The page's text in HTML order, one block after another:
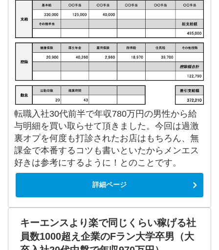
転職入社30代前半で年収780万円の男性から給
与明細を買い取らせて頂きました。今回は過激
裏オプを何度も打診されたお店はもちろん、無
課金で本番するコツも書いといたからメンエス
好きは参考にするように！とのことです。
詳細ページ
キーエンスより楽で同じくらい稼げる社
員数1000超え企業のFラン大学卒男（大